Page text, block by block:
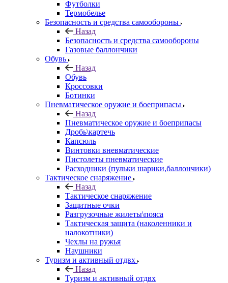
Футболки
Термобелье
Безопасность и средства самообороны
Назад
Безопасность и средства самообороны
Газовые баллончики
Обувь
Назад
Обувь
Кроссовки
Ботинки
Пневматическое оружие и боеприпасы
Назад
Пневматическое оружие и боеприпасы
Дробь\картечь
Капсюль
Винтовки вневматические
Пистолеты пневматические
Расходники (пульки шарики,баллончики)
Тактическое снаряжение
Назад
Тактическое снаряжение
Защитные очки
Разгрузочные жилеты\пояса
Тактическая защита (наколенники и
налокотники)
Чехлы на ружья
Наушники
Туризм и активный отдвх
Назад
Туризм и активный отдвх